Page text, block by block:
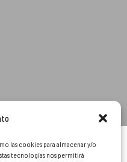
las cookies para almacenar y/o
tecnologías nos permitirá